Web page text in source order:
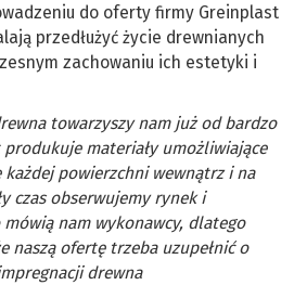
do oferty firmy Greinplast
przedłużyć życie drewnianych
zachowaniu ich estetyki i
towarzyszy nam już od bardzo
materiały umożliwiające
powierzchni wewnątrz i na
czas obserwujemy rynek i
mówią nam wykonawcy, dlatego
naszą ofertę trzeba uzupełnić o
drewna